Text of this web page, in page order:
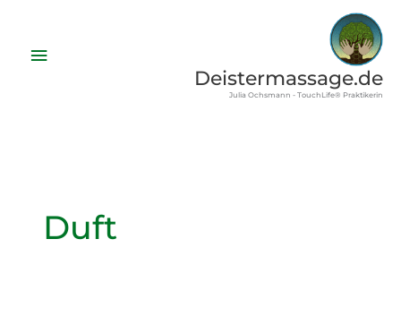
springen
Deistermassage.de
Julia Ochsmann - TouchLife® Praktikerin
Hauptmenü
Duft